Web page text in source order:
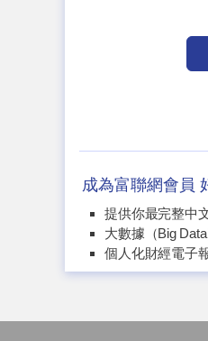
成為富聯網會員
提供你最完整中
大數據（Big
個人化財經電子